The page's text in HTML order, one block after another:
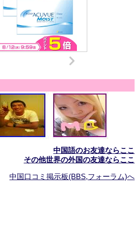
中国語のお友達ならここ
その他世界の外国の友達ならここ
中国口コミ掲示板(BBS,フォーラム)へ